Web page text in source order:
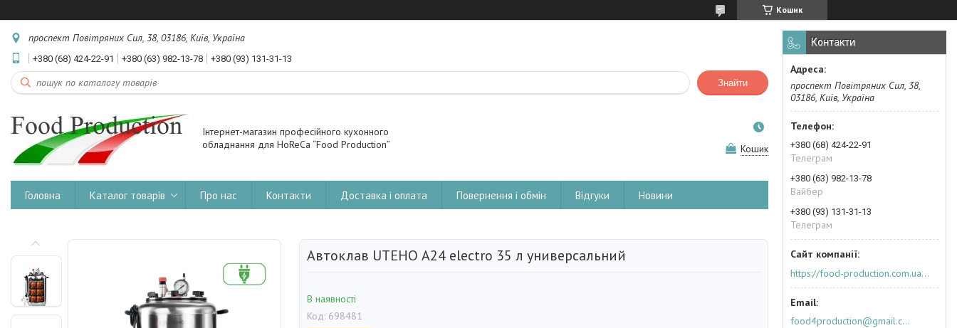
Кошик
проспект Повітряних Сил, 38, 03186, Київ, Україна
+380 (68) 424-22-91 +380 (63) 982-13-78 +380 (93) 131-31-13
Знайти
Інтернет-магазин професійного кухонного
обладнання для HoReCa “Food Production”
Кошик
Головна Каталог товарів Про нас Контакти Доставка і оплата Повернення і обмін Відгуки Новини
Автоклав UTEHO А24 electro 35 л универсальний
В наявності
Код: 698481
Контакти
проспект Повітряних Сил, 38,
03186, Київ, Україна
+380 (68) 424-22-91
Телеграм
+380 (63) 982-13-78
Вайбер
+380 (93) 131-31-13
Телеграм
https://food-production.com.ua/ua/
food4production@gmail.com